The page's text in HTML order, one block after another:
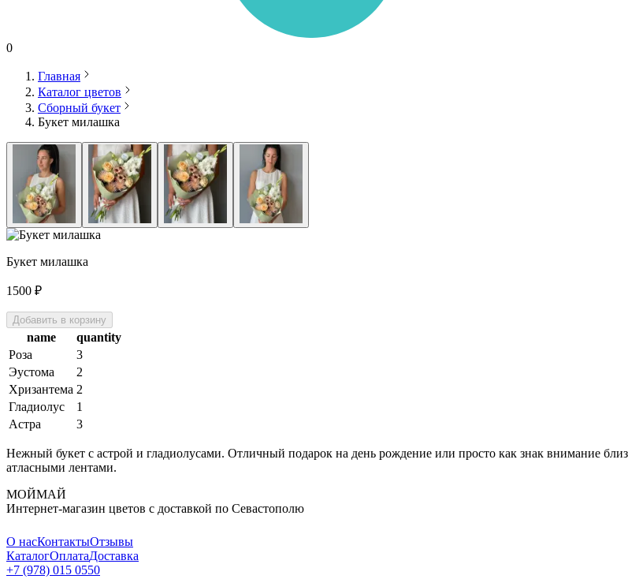
0
Главная
Каталог цветов
Сборный букет
Букет милашка
Букет милашка
1500 ₽
Добавить в корзину
name
quantity
Роза
3
Эустома
2
Хризантема 2
Гладиолус
1
Астра
3
Нежный букет с астрой и гладиолусами. Отличный подарок на день рождение или просто как знак внимание
атласными лентами.
МОЙМАЙ
Интернет-магазин цветов с доставкой по Севастополю
О насКонтактыОтзывы
КаталогОплатаДоставка
+7 (978) 015 0550